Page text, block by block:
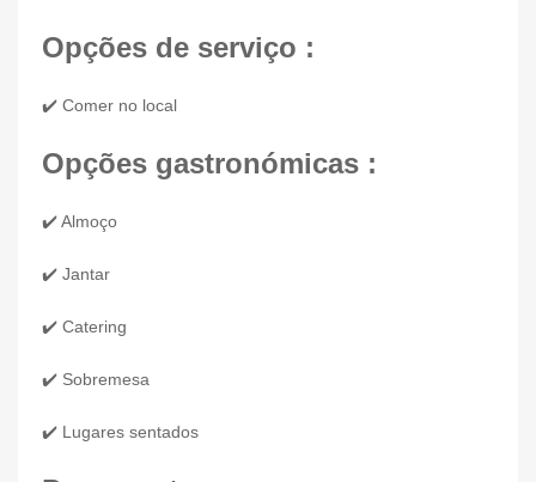
Opções de serviço :
✔️ Comer no local
Opções gastronómicas :
✔️ Almoço
✔️ Jantar
✔️ Catering
✔️ Sobremesa
✔️ Lugares sentados